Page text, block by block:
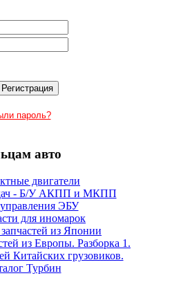
пароль?
авто
двигатели
- Б/У АКПП и МКПП
ЭБУ
для иномарок
из Японии
из Европы. Разборка 1.
Китайских грузовиков.
Турбин